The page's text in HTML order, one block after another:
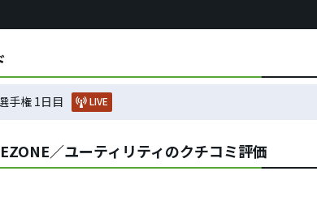
手権 1日目 LIVE
／ユーティリティのクチコミ評価